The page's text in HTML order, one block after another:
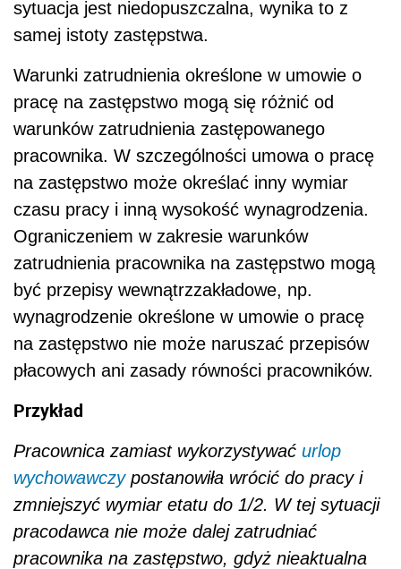
sytuacja jest niedopuszczalna, wynika to z
samej istoty zastępstwa.
Warunki zatrudnienia określone w umowie o
pracę na zastępstwo mogą się różnić od
warunków zatrudnienia zastępowanego
pracownika. W szczególności umowa o pracę
na zastępstwo może określać inny wymiar
czasu pracy i inną wysokość wynagrodzenia.
Ograniczeniem w zakresie warunków
zatrudnienia pracownika na zastępstwo mogą
być przepisy wewnątrzzakładowe, np.
wynagrodzenie określone w umowie o pracę
na zastępstwo nie może naruszać przepisów
płacowych ani zasady równości pracowników.
Przykład
Pracownica zamiast wykorzystywać urlop
wychowawczypostanowiła wrócić do pracy i
zmniejszyć wymiar etatu do 1/2. W tej sytuacji
pracodawca nie może dalej zatrudniać
pracownika na zastępstwo, gdyż nieaktualna